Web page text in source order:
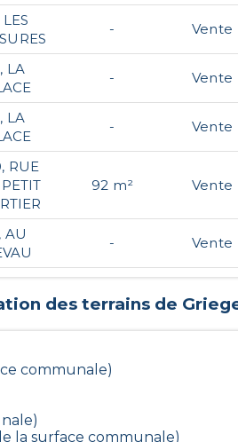
LES
- Vente
LA
- Vente
LA
- Vente
RUE
92 m² Vente
AU
- Vente
des terrains de
communale)
la surface communale)